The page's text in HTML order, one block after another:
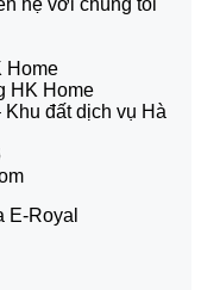
hệ với chúng tôi
Home
HK Home
đất dịch vụ Hà
E-Royal